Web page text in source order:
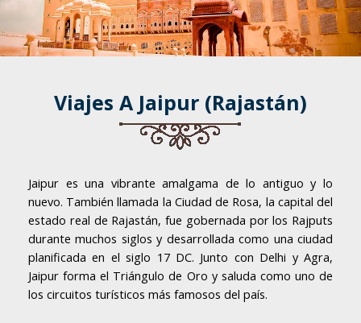
Viajes A Jaipur (Rajastán)
Jaipur es una vibrante amalgama de lo antiguo y lo
nuevo. También llamada la Ciudad de Rosa, la capital del
estado real de Rajastán, fue gobernada por los Rajputs
durante muchos siglos y desarrollada como una ciudad
planificada en el siglo 17 DC. Junto con Delhi y Agra,
Jaipur forma el Triángulo de Oro y saluda como uno de
los circuitos turísticos más famosos del país.